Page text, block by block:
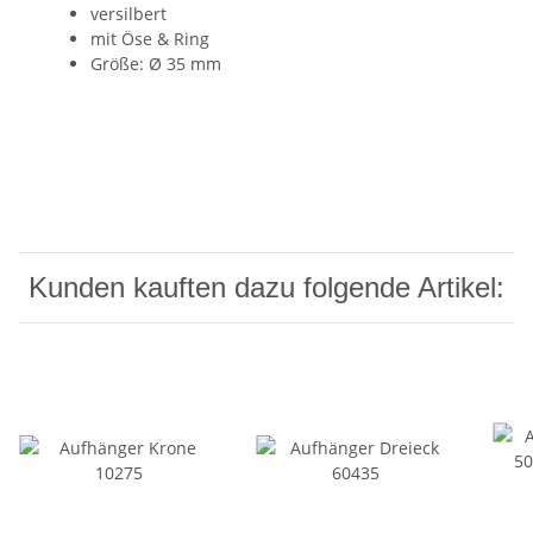
versilbert
mit Öse & Ring
Größe: Ø 35 mm
Kunden kauften dazu folgende Artikel: